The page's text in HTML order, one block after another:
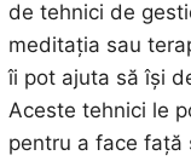
de tehnici de
meditația sau
îi pot ajuta să își
Aceste tehnici le
pentru a face față